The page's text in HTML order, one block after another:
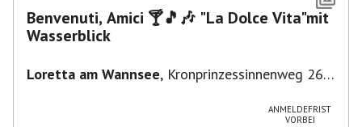
Benvenuti, Amici 🍸🎵🎶 "La Dolce Vita"mit
Wasserblick
Loretta am Wannsee, Kronprinzessinnenweg 260,
ANMELDEFRIST
VORBEI